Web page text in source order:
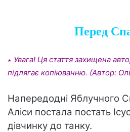
Перед
∗ Увага! Ця стаття захищена
підлягає копіюванню. (Автор:
Напередодні Яблучного
Аліси постала постать
дівчинку до танку.